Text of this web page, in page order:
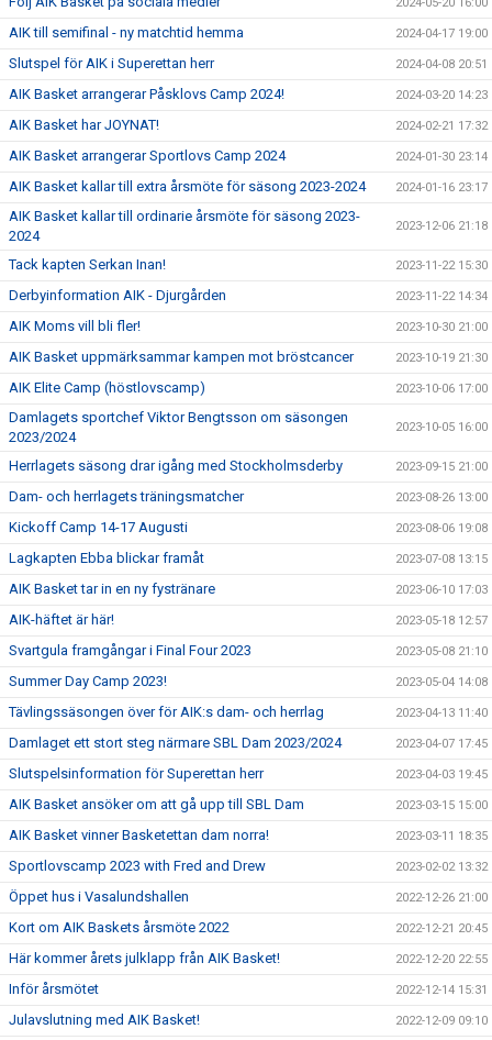
AIK till semifinal - ny matchtid hemma 2024-04-17 19:00
Slutspel för AIK i Superettan herr 2024-04-08 20:51
AIK Basket arrangerar Påsklovs Camp 2024! 2024-03-20 14:23
AIK Basket har JOYNAT! 2024-02-21 17:32
AIK Basket arrangerar Sportlovs Camp 2024 2024-01-30 23:14
AIK Basket kallar till extra årsmöte för säsong 2023-2024 2024-01-16 23:17
AIK Basket kallar till ordinarie årsmöte för säsong 2023-
2024
2023-12-06 21:18
Tack kapten Serkan Inan! 2023-11-22 15:30
Derbyinformation AIK - Djurgården 2023-11-22 14:34
AIK Moms vill bli fler! 2023-10-30 21:00
AIK Basket uppmärksammar kampen mot bröstcancer 2023-10-19 21:30
AIK Elite Camp (höstlovscamp) 2023-10-06 17:00
Damlagets sportchef Viktor Bengtsson om säsongen
2023/2024
2023-10-05 16:00
Herrlagets säsong drar igång med Stockholmsderby 2023-09-15 21:00
Dam- och herrlagets träningsmatcher 2023-08-26 13:00
Kickoff Camp 14-17 Augusti 2023-08-06 19:08
Lagkapten Ebba blickar framåt 2023-07-08 13:15
AIK Basket tar in en ny fystränare 2023-06-10 17:03
AIK-häftet är här! 2023-05-18 12:57
Svartgula framgångar i Final Four 2023 2023-05-08 21:10
Summer Day Camp 2023! 2023-05-04 14:08
Tävlingssäsongen över för AIK:s dam- och herrlag 2023-04-13 11:40
Damlaget ett stort steg närmare SBL Dam 2023/2024 2023-04-07 17:45
Slutspelsinformation för Superettan herr 2023-04-03 19:45
AIK Basket ansöker om att gå upp till SBL Dam 2023-03-15 15:00
AIK Basket vinner Basketettan dam norra! 2023-03-11 18:35
Sportlovscamp 2023 with Fred and Drew 2023-02-02 13:32
Öppet hus i Vasalundshallen 2022-12-26 21:00
Kort om AIK Baskets årsmöte 2022 2022-12-21 20:45
Här kommer årets julklapp från AIK Basket! 2022-12-20 22:55
Inför årsmötet 2022-12-14 15:31
Julavslutning med AIK Basket! 2022-12-09 09:10